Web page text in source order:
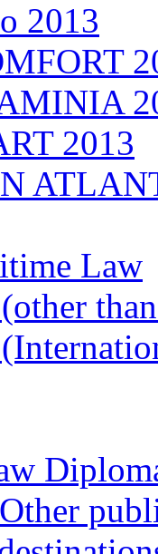
2013
2013
Law